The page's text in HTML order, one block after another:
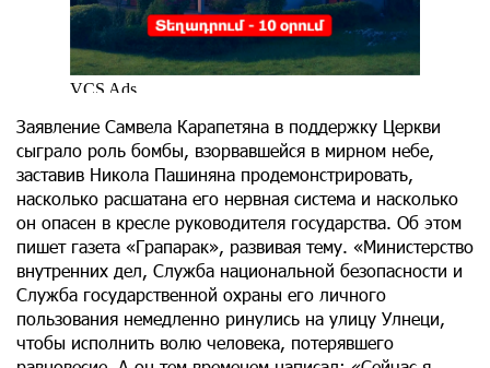
Заявление Самвела Карапетяна в поддержку Церкви
сыграло роль бомбы, взорвавшейся в мирном небе,
заставив Никола Пашиняна продемонстрировать,
насколько расшатана его нервная система и насколько
он опасен в кресле руководителя государства. Об этом
пишет газета «Грапарак», развивая тему. «Министерство
внутренних дел, Служба национальной безопасности и
Служба государственной охраны его личного
пользования немедленно ринулись на улицу Улнеци,
чтобы исполнить волю человека, потерявшего